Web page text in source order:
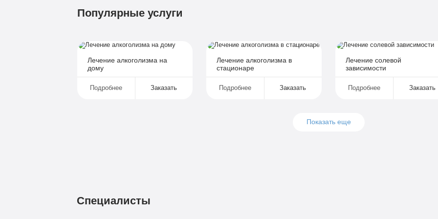
Детоксикация
Поддержка родственников
Больничный лист
Гарантия длительной ремиссии
Популярные услуги
Лечение алкоголизма на
дому
Подробнее Заказать
Лечение алкоголизма в
стационаре
Подробнее Заказать
Лечение солевой
зависимости
Подробнее Заказать
Показать еще
Специалисты